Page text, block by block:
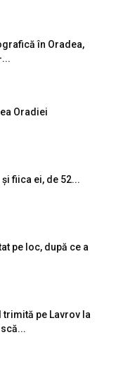
în Oradea,
Oradiei
fiica ei, de 52...
pe loc, după ce a
pe Lavrov la